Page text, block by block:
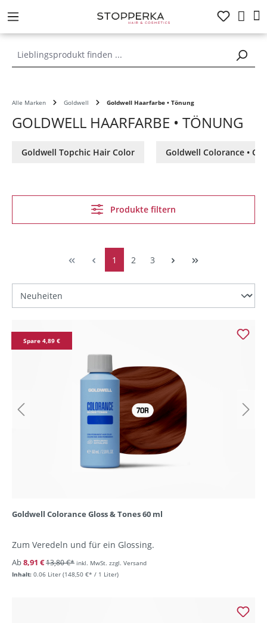
springen
Alle Marken Goldwell Goldwell Haarfarbe • Tönung
GOLDWELL HAARFARBE • TÖNUNG
Goldwell Topchic Hair Color Goldwell Colorance •
Produkte filtern
1 2 3
Spare 4,89 €
Goldwell Colorance Gloss & Tones 60 ml
Zum Veredeln und für ein Glossing.
Inhalt: 0.06 Liter (148,50 €* / 1 Liter)
Ab8,91 €13,80 €* inkl. MwSt. zzgl. Versand